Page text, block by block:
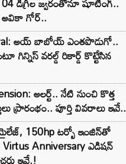
అవికా గోర్..
అయ్ బాబోయ్ ఎంతపొడుగో..
గిన్నిస్ వరల్డ్ రికార్డ్ కొట్టేసిన
అలర్ట్.. నేటి నుంచి కొత్త
ప్రారంభం.. పూర్తి వివరాలు ఇవే..
150hp టర్బో ఇంజిన్‌తో
Anniversary ఎడిషన్